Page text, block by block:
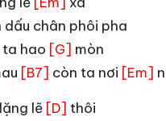
dấu chân phôi pha
hao [G] mòn
[B7] còn ta nơi [Em]
lẽ [D] thôi